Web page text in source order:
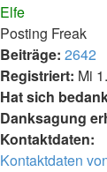
Elfe
Posting Freak
Beiträge: 2642
Registriert: Mi
Hat sich
Danksagung
Kontaktdaten:
Kontaktdaten